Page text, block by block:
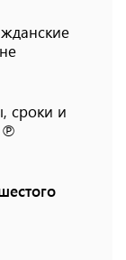
сроки и
℗